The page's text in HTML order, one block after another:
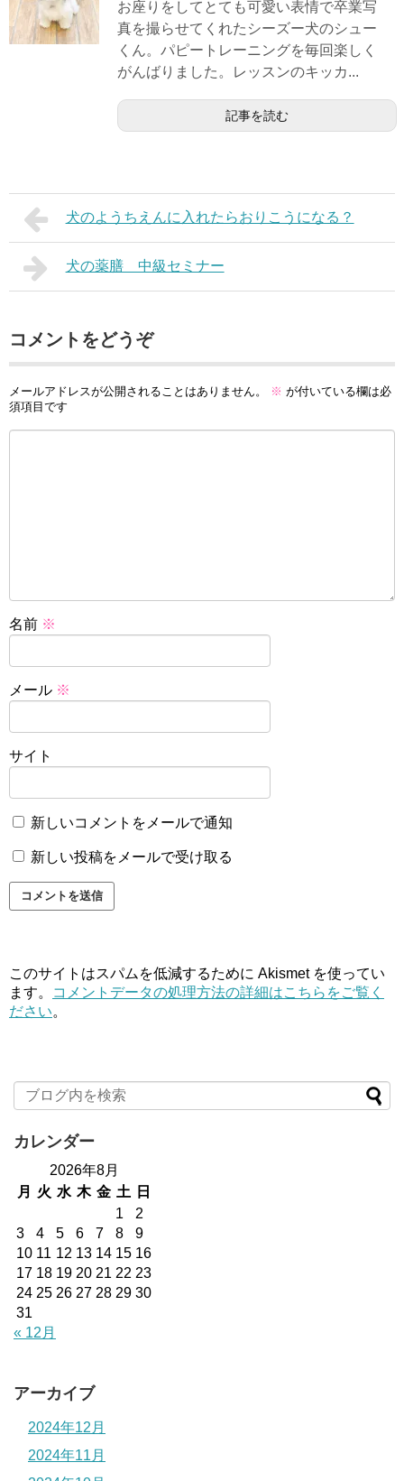
お座りをしてとても可愛い表情で卒業写
真を撮らせてくれたシーズー犬のシュー
くん。パピートレーニングを毎回楽しく
がんばりました。レッスンのキッカ...
記事を読む
犬のようちえんに入れたらおりこうになる？
犬の薬膳 中級セミナー
コメントをどうぞ
メールアドレスが公開されることはありません。 ※ が付いている欄は必
須項目です
名前 ※
メール ※
サイト
新しいコメントをメールで通知
新しい投稿をメールで受け取る
このサイトはスパムを低減するために Akismet を使ってい
ます。
コメントデータの処理方法の詳細はこちらをご覧く
ださい。
カレンダー
2026年8月
月
火 水 木 金 土
日
1
2
3
4 5 6 7 8
9
10 11 12 13 14 15 16
17 18 19 20 21 22 23
24 25 26 27 28 29 30
31
« 12月
アーカイブ
2024年12月
2024年11月